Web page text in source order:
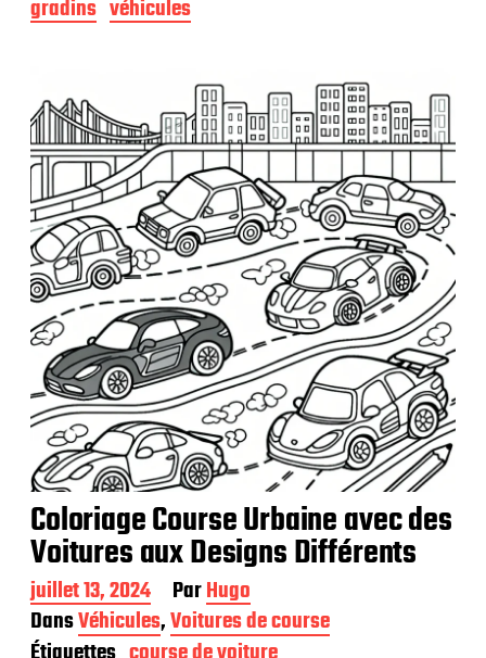
p
i
c
a
t
i
o
n
gradins véhicules
Coloriage Course Urbaine avec des
Voitures aux Designs Différents
D
a
t
juillet 13, 2024 ParHugo
DansVéhicules,Voitures de course